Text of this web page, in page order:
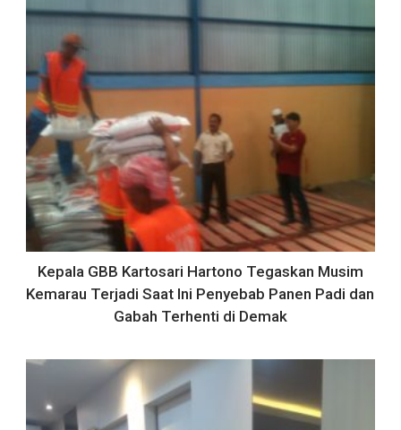
Kepala GBB Kartosari Hartono Tegaskan Musim
Kemarau Terjadi Saat Ini Penyebab Panen Padi dan
Gabah Terhenti di Demak